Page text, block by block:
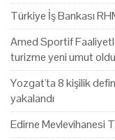
Türkiye İş Bankası
Amed Sportif
turizme yeni umut oldu
Yozgat'ta 8 kişilik
yakalandı
Edirne Mevlevihanesi